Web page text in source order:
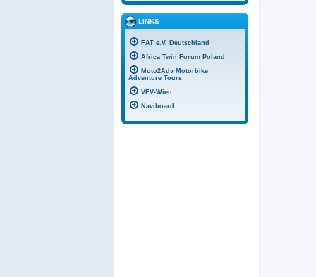
LINKS
FAT e.V. Deutschland
Africa Twin Forum Poland
Moto2Adv Motorbike
Adventure Tours
VFV-Wien
Naviboard